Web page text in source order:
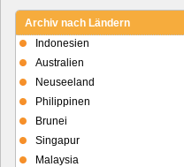
Archiv nach Ländern
Indonesien
Australien
Neuseeland
Philippinen
Brunei
Singapur
Malaysia